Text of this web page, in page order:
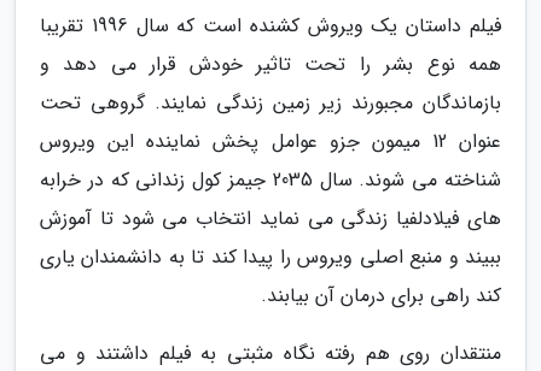
فیلم داستان یک ویروش کشنده است که سال 1996 تقریبا
همه نوع بشر را تحت تاثیر خودش قرار می دهد و
بازماندگان مجبورند زیر زمین زندگی نمایند. گروهی تحت
عنوان 12 میمون جزو عوامل پخش نماینده این ویروس
شناخته می شوند. سال 2035 جیمز کول زندانی که در خرابه
های فیلادلفیا زندگی می نماید انتخاب می شود تا آموزش
ببیند و منبع اصلی ویروس را پیدا کند تا به دانشمندان یاری
کند راهی برای درمان آن بیابند.
منتقدان روی هم رفته نگاه مثبتی به فیلم داشتند و می